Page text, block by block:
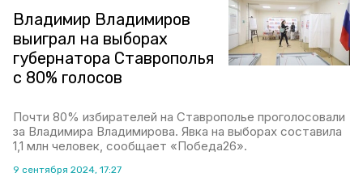
Владимир Владимиров
выиграл на выборах
губернатора Ставрополья
с 80% голосов
Почти 80% избирателей на Ставрополье проголосовали
за Владимира Владимирова. Явка на выборах составила
1,1 млн человек, сообщает «Победа26».
9 сентября 2024, 17:27